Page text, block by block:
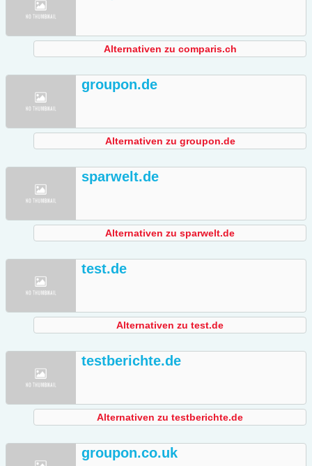
Alternativen zu comparis.ch
groupon.de
Alternativen zu groupon.de
sparwelt.de
Alternativen zu sparwelt.de
test.de
Alternativen zu test.de
testberichte.de
Alternativen zu testberichte.de
groupon.co.uk